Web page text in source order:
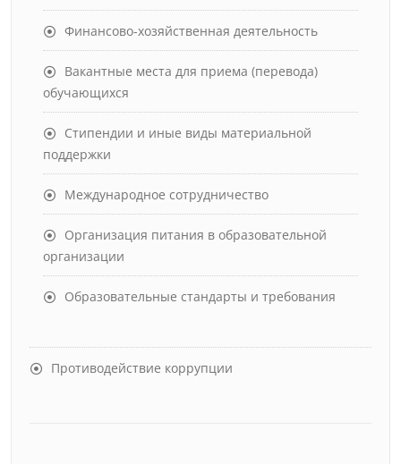
Финансово-хозяйственная деятельность
Вакантные места для приема (перевода)
обучающихся
Стипендии и иные виды материальной
поддержки
Международное сотрудничество
Организация питания в образовательной
организации
Образовательные стандарты и требования
Противодействие коррупции